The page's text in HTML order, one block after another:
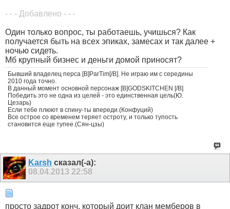
- - - Добавлено - - -
Один только вопрос, ты работаешь, учишься? Как
получается быть на всех эпиках, замесах и так далее +
ночью сидеть.
Мб крупный бизнес и деньги домой приносят?
Бывший владелец перса [B]ParTim[/B]. Не играю им с середины
2010 года точно.
В данный момент основной персонаж [B]GODSKITCHEN [/B]
Победить это не одна из целей - это единственная цель(Ю.
Цезарь)
Если тебе плюют в спину-ты впереди.(Конфуций)
Все острое со временем теряет остроту, и только тупость
становится еще тупее.(Сян-цзы)
Karsh сказал(-а):
08.04.2013 22:58
просто задрот конч, который доит клан мемберов в